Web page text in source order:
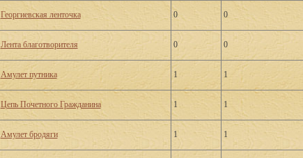
Георгиевская ленточка 0 0
Лента благотворителя 0 0
Амулет путника 1 1
Цепь Почетного Гражданина 1 1
Амулет бродяги 1 1